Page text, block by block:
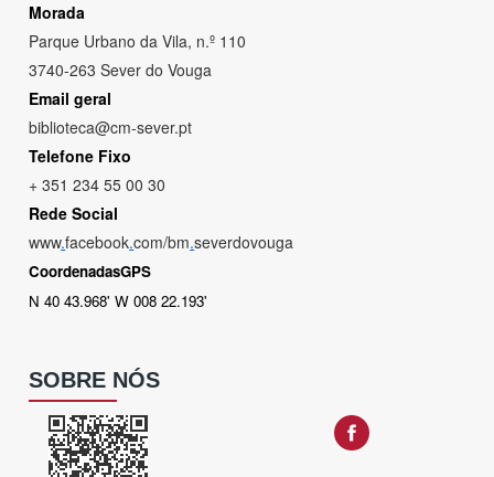
Morada
Parque Urbano da Vila, n.º 110
3740-263 Sever do Vouga
Email geral
biblioteca@cm-sever.pt
Telefone Fixo
+ 351 234 55 00 30
Rede Social
www.facebook.com/bm.severdovouga
CoordenadasGPS
N 40 43.968' W 008 22.193'
SOBRE NÓS